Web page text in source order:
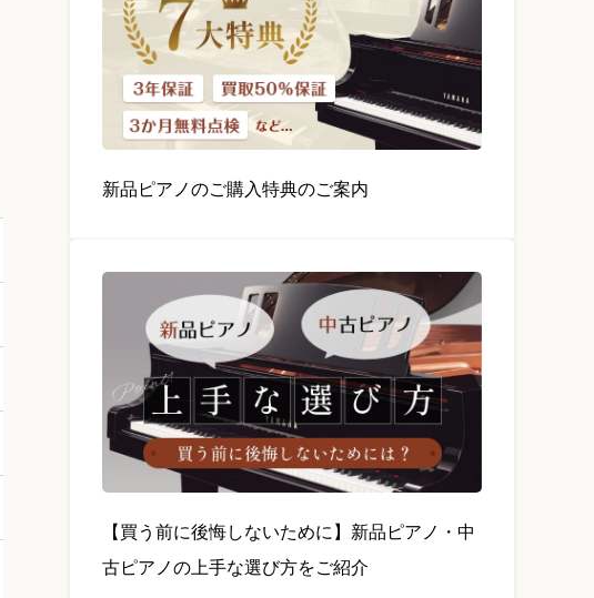
新品ピアノのご購入特典のご案内
【買う前に後悔しないために】新品ピアノ・中
古ピアノの上手な選び方をご紹介